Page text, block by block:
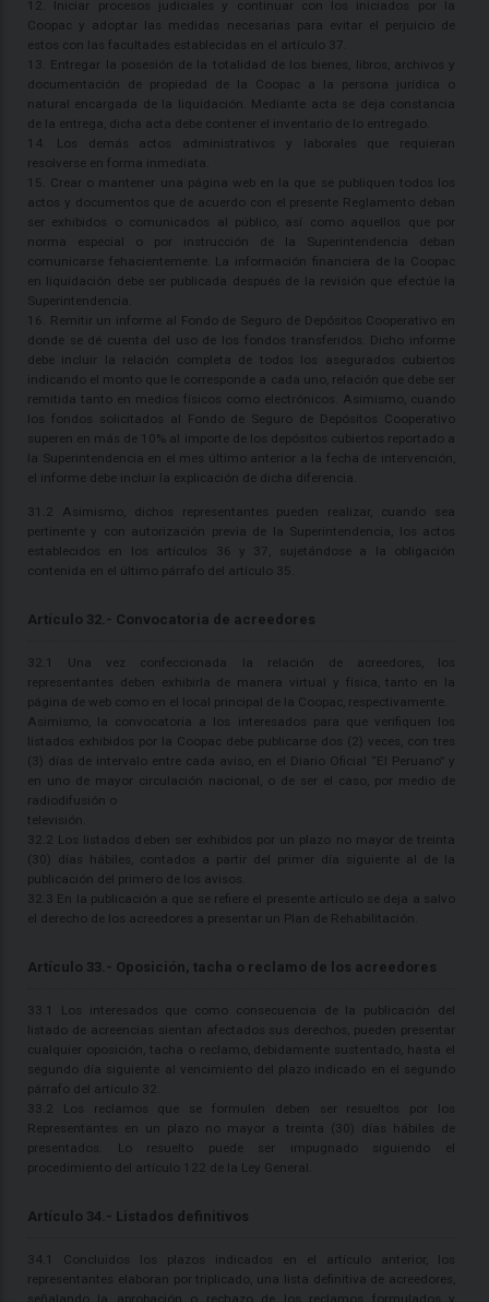
12. Iniciar procesos judiciales y continuar con los iniciados por la
Coopac y adoptar las medidas necesarias para evitar el perjuicio de
estos con las facultades establecidas en el artículo 37.
13. Entregar la posesión de la totalidad de los bienes, libros, archivos y
documentación de propiedad de la Coopac a la persona jurídica o
natural encargada de la liquidación. Mediante acta se deja constancia
de la entrega, dicha acta debe contener el inventario de lo entregado.
14. Los demás actos administrativos y laborales que requieran
resolverse en forma inmediata.
15. Crear o mantener una página web en la que se publiquen todos los
actos y documentos que de acuerdo con el presente Reglamento deban
ser exhibidos o comunicados al público, así como aquellos que por
norma especial o por instrucción de la Superintendencia deban
comunicarse fehacientemente. La información financiera de la Coopac
en liquidación debe ser publicada después de la revisión que efectúe la
Superintendencia.
16. Remitir un informe al Fondo de Seguro de Depósitos Cooperativo en
donde se dé cuenta del uso de los fondos transferidos. Dicho informe
debe incluir la relación completa de todos los asegurados cubiertos
indicando el monto que le corresponde a cada uno, relación que debe ser
remitida tanto en medios físicos como electrónicos. Asimismo, cuando
los fondos solicitados al Fondo de Seguro de Depósitos Cooperativo
superen en más de 10% al importe de los depósitos cubiertos reportado a
la Superintendencia en el mes último anterior a la fecha de intervención,
el informe debe incluir la explicación de dicha diferencia.
31.2 Asimismo, dichos representantes pueden realizar, cuando sea
pertinente y con autorización previa de la Superintendencia, los actos
establecidos en los artículos 36 y 37, sujetándose a la obligación
contenida en el último párrafo del artículo 35.
Artículo 32.- Convocatoria de acreedores
32.1 Una vez confeccionada la relación de acreedores, los
representantes deben exhibirla de manera virtual y física, tanto en la
página de web como en el local principal de la Coopac, respectivamente.
Asimismo, la convocatoria a los interesados para que verifiquen los
listados exhibidos por la Coopac debe publicarse dos (2) veces, con tres
(3) días de intervalo entre cada aviso, en el Diario Oficial “El Peruano” y
en uno de mayor circulación nacional, o de ser el caso, por medio de
radiodifusión o
televisión.
32.2 Los listados deben ser exhibidos por un plazo no mayor de treinta
(30) días hábiles, contados a partir del primer día siguiente al de la
publicación del primero de los avisos.
32.3 En la publicación a que se refiere el presente artículo se deja a salvo
el derecho de los acreedores a presentar un Plan de Rehabilitación.
Artículo 33.- Oposición, tacha o reclamo de los acreedores
33.1 Los interesados que como consecuencia de la publicación del
listado de acreencias sientan afectados sus derechos, pueden presentar
cualquier oposición, tacha o reclamo, debidamente sustentado, hasta el
segundo día siguiente al vencimiento del plazo indicado en el segundo
párrafo del artículo 32.
33.2 Los reclamos que se formulen deben ser resueltos por los
Representantes en un plazo no mayor a treinta (30) días hábiles de
presentados. Lo resuelto puede ser impugnado siguiendo el
procedimiento del artículo 122 de la Ley General.
Artículo 34.- Listados definitivos
34.1 Concluidos los plazos indicados en el artículo anterior, los
representantes elaboran por triplicado, una lista definitiva de acreedores,